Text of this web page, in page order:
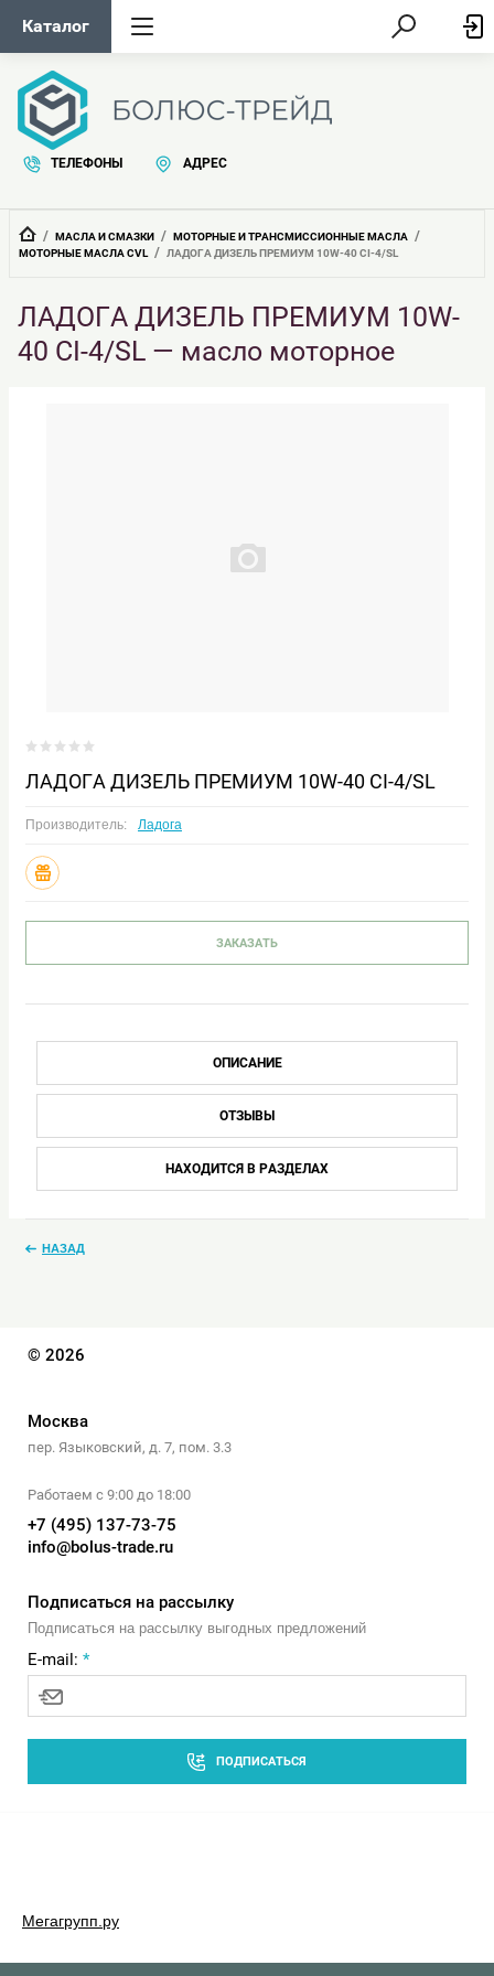
Каталог
ТЕЛЕФОНЫ АДРЕС
  /
МАСЛА И СМАЗКИ
  /
МОТОРНЫЕ И ТРАНСМИССИОННЫЕ МАСЛА
МОТОРНЫЕ МАСЛА CVL
  /
ЛАДОГА ДИЗЕЛЬ ПРЕМИУМ 10W-40 CI-4/SL
ЛАДОГА ДИЗЕЛЬ ПРЕМИУМ 10W-
40 CI-4/SL — масло моторное
ЛАДОГА ДИЗЕЛЬ ПРЕМИУМ 10W-40 CI-4/SL
Производитель: Ладога
ЗАКАЗАТЬ
ОПИСАНИЕ
ОТЗЫВЫ
НАХОДИТСЯ В РАЗДЕЛАХ
НАЗАД
© 2026
Москва
пер. Языковский, д. 7, пом. 3.3
Работаем с 9:00 до 18:00
+7 (495) 137-73-75
info@bolus-trade.ru
Подписаться на рассылку
Подписаться на рассылку выгодных предложений
E-mail: *
ПОДПИСАТЬСЯ
Мегагрупп.ру